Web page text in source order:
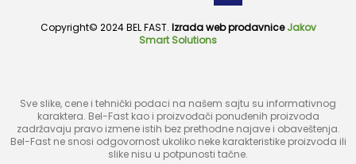
Copyright© 2024 BEL FAST. Izrada web prodavnice Jakov
Smart Solutions
Sve slike, cene i tehnički podaci na našem sajtu su informativnog
karaktera. Bel-Fast kao i proizvođači ponuđenih proizvoda
zadržavaju pravo izmene istih bez prethodne najave i obaveštenja.
Bel-Fast ne snosi odgovornost ukoliko neke karakteristike proizvoda ili
slike nisu u potpunosti tačne.